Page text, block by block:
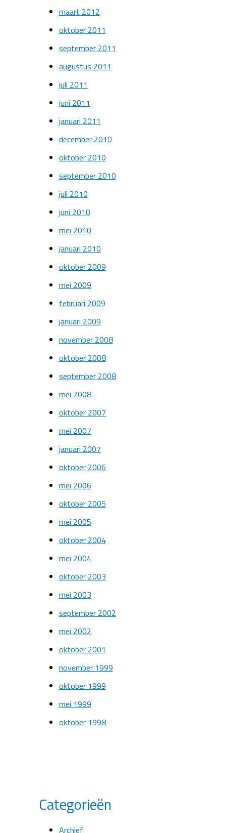
maart 2012
oktober 2011
september 2011
augustus 2011
juli 2011
juni 2011
januari 2011
december 2010
oktober 2010
september 2010
juli 2010
juni 2010
mei 2010
januari 2010
oktober 2009
mei 2009
februari 2009
januari 2009
november 2008
oktober 2008
september 2008
mei 2008
oktober 2007
mei 2007
januari 2007
oktober 2006
mei 2006
oktober 2005
mei 2005
oktober 2004
mei 2004
oktober 2003
mei 2003
september 2002
mei 2002
oktober 2001
november 1999
oktober 1999
mei 1999
oktober 1998
Categorieën
Archief